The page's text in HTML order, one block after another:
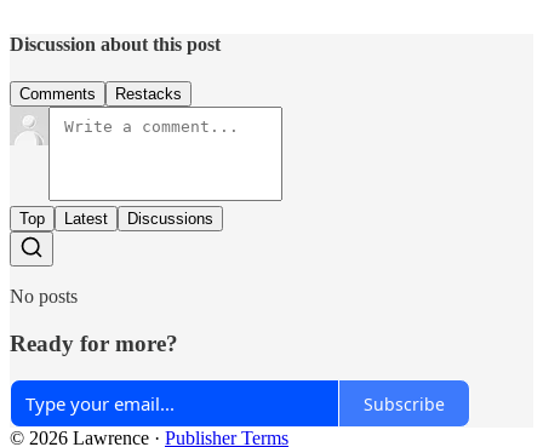
Discussion about this post
Comments Restacks
Top Latest Discussions
No posts
Ready for more?
Subscribe
© 2026 Lawrence · Publisher Terms